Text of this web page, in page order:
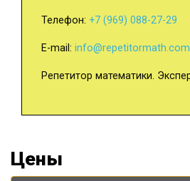
Телефон: +7 (969) 088-27-29
E-mail: info@repetitormath.com
Репетитор математики.
Цены